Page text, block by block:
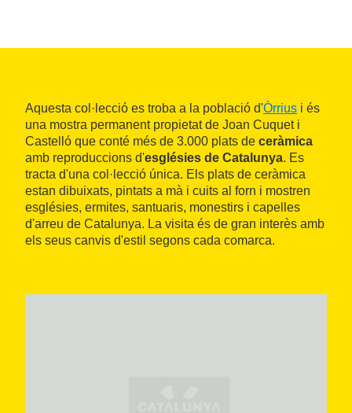
Aquesta col·lecció es troba a la població d'Òrrius i és
una mostra permanent propietat de Joan Cuquet i
Castelló que conté més de 3.000 plats de ceràmica
amb reproduccions d'esglésies de Catalunya. Es
tracta d'una col·lecció única. Els plats de ceràmica
estan dibuixats, pintats a mà i cuits al forn i mostren
esglésies, ermites, santuaris, monestirs i capelles
d'arreu de Catalunya. La visita és de gran interès amb
els seus canvis d'estil segons cada comarca.